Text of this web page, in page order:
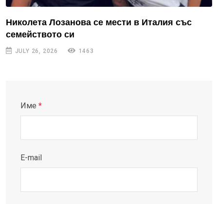
Николета Лозанова се мести в Италия със
семейството си
JULY 26, 2026 1463
Име *
E-mail